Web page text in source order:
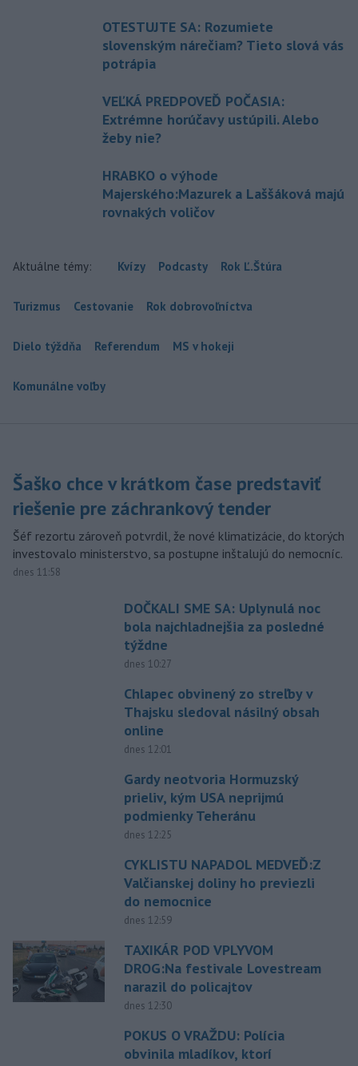
OTESTUJTE SA: Rozumiete
slovenským nárečiam? Tieto slová vás
potrápia
VEĽKÁ PREDPOVEĎ POČASIA:
Extrémne horúčavy ustúpili. Alebo
žeby nie?
HRABKO o výhode
Majerského:Mazurek a Laššáková majú
rovnakých voličov
Aktuálne témy: Kvízy Podcasty Rok Ľ.Štúra
Turizmus Cestovanie Rok dobrovoľníctva
Dielo týždňa Referendum MS v hokeji
Komunálne voľby
Šaško chce v krátkom čase predstaviť
riešenie pre záchrankový tender
Šéf rezortu zároveň potvrdil, že nové klimatizácie, do ktorých
investovalo ministerstvo, sa postupne inštalujú do nemocníc.
dnes 11:58
DOČKALI SME SA: Uplynulá noc
bola najchladnejšia za posledné
týždne
dnes 10:27
Chlapec obvinený zo streľby v
Thajsku sledoval násilný obsah
online
dnes 12:01
Gardy neotvoria Hormuzský
prieliv, kým USA neprijmú
podmienky Teheránu
dnes 12:25
CYKLISTU NAPADOL MEDVEĎ:Z
Valčianskej doliny ho previezli
do nemocnice
dnes 12:59
TAXIKÁR POD VPLYVOM
DROG:Na festivale Lovestream
narazil do policajtov
dnes 12:30
POKUS O VRAŽDU: Polícia
obvinila mladíkov, ktorí